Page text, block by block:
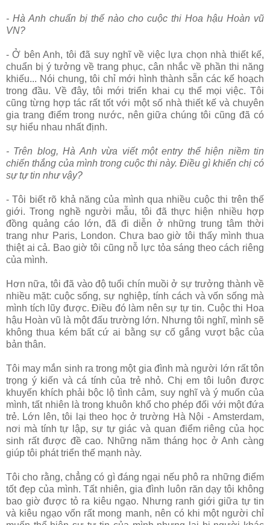
- Hà Anh chuẩn bị thế nào cho cuộc thi Hoa hậu Hoàn vũ
VN?
- Ở bên Anh, tôi đã suy nghĩ về việc lựa chọn nhà thiết kế,
chuẩn bị ý tưởng về trang phục, cân nhắc về phần thi năng
khiếu... Nói chung, tôi chỉ mới hình thành sẵn các kế hoạch
trong đầu. Về đây, tôi mới triển khai cụ thể mọi việc. Tôi
cũng từng hợp tác rất tốt với một số nhà thiết kế và chuyên
gia trang điểm trong nước, nên giữa chúng tôi cũng đã có
sự hiểu nhau nhất định.
- Trên blog, Hà Anh vừa viết một entry thể hiện niềm tin
chiến thắng của mình trong cuộc thi này. Điều gì khiến chị có
sự tự tin như vậy?
- Tôi biết rõ khả năng của mình qua nhiều cuộc thi trên thế
giới. Trong nghề người mẫu, tôi đã thực hiện nhiều hợp
đồng quảng cáo lớn, đã đi diễn ở những trung tâm thời
trang như Paris, London. Chưa bao giờ tôi thấy mình thua
thiệt ai cả. Bao giờ tôi cũng nỗ lực tỏa sáng theo cách riêng
của mình.
Hơn nữa, tôi đã vào độ tuổi chín muồi ở sự trưởng thành về
nhiều mặt: cuộc sống, sự nghiệp, tính cách và vốn sống mà
mình tích lũy được. Điều đó làm nên sự tự tin. Cuộc thi Hoa
hậu Hoàn vũ là một đấu trường lớn. Nhưng tôi nghĩ, mình sẽ
không thua kém bất cứ ai bằng sự cố gắng vượt bậc của
bản thân.
Tôi may mắn sinh ra trong một gia đình mà người lớn rất tôn
trọng ý kiến và cá tính của trẻ nhỏ. Chị em tôi luôn được
khuyến khích phải bộc lộ tình cảm, suy nghĩ và ý muốn của
mình, tất nhiên là trong khuôn khổ cho phép đối với một đứa
trẻ. Lớn lên, tôi lại theo học ở trường Hà Nội - Amsterdam,
nơi mà tính tự lập, sự tự giác và quan điểm riêng của học
sinh rất được đề cao. Những năm tháng học ở Anh càng
giúp tôi phát triển thế mạnh này.
Tôi cho rằng, chẳng có gì đáng ngại nếu phô ra những điểm
tốt đẹp của mình. Tất nhiên, gia đình luôn răn dạy tôi không
bao giờ được tỏ ra kiêu ngạo. Nhưng ranh giới giữa tự tin
và kiêu ngạo vốn rất mong manh, nên có khi một người chỉ